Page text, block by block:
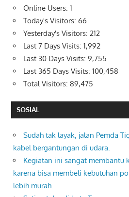
Online Users: 1
Today's Visitors: 66
Yesterday's Visitors: 212
Last 7 Days Visits: 1,992
Last 30 Days Visits: 9,755
Last 365 Days Visits: 100,458
Total Visitors: 89,475
SOSIAL
Sudah tak layak, jalan Pemda
kabel bergantungan di udara.
Kegiatan ini sangat membantu
karena bisa membeli kebutuhan
lebih murah.